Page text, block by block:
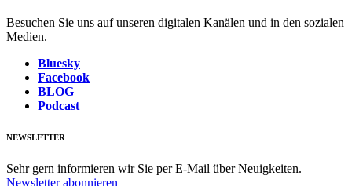
Besuchen Sie uns auf unseren digitalen Kanälen und in den sozialen
Medien.
Bluesky
Facebook
BLOG
Podcast
NEWSLETTER
Sehr gern informieren wir Sie per E-Mail über Neuigkeiten.
Newsletter abonnieren